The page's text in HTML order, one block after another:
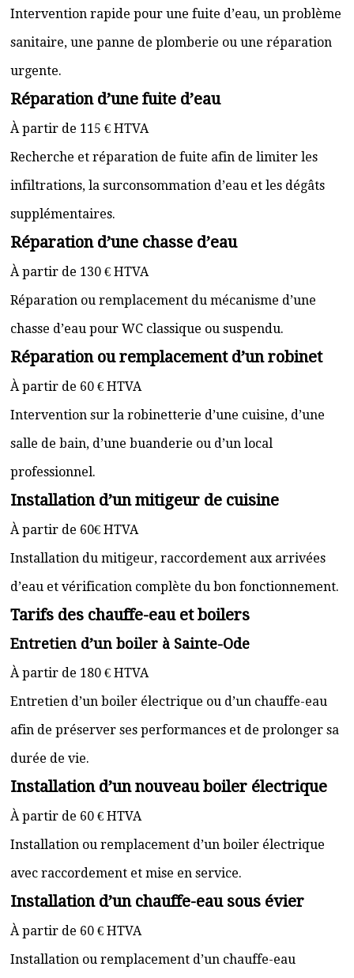
Intervention rapide pour une fuite d’eau, un problème
sanitaire, une panne de plomberie ou une réparation
urgente.
Réparation d’une fuite d’eau
À partir de 115 € HTVA
Recherche et réparation de fuite afin de limiter les
infiltrations, la surconsommation d’eau et les dégâts
supplémentaires.
Réparation d’une chasse d’eau
À partir de 130 € HTVA
Réparation ou remplacement du mécanisme d’une
chasse d’eau pour WC classique ou suspendu.
Réparation ou remplacement d’un robinet
À partir de 60 € HTVA
Intervention sur la robinetterie d’une cuisine, d’une
salle de bain, d’une buanderie ou d’un local
professionnel.
Installation d’un mitigeur de cuisine
À partir de 60€ HTVA
Installation du mitigeur, raccordement aux arrivées
d’eau et vérification complète du bon fonctionnement.
Tarifs des chauffe-eau et boilers
Entretien d’un boiler à Sainte-Ode
À partir de 180 € HTVA
Entretien d’un boiler électrique ou d’un chauffe-eau
afin de préserver ses performances et de prolonger sa
durée de vie.
Installation d’un nouveau boiler électrique
À partir de 60 € HTVA
Installation ou remplacement d’un boiler électrique
avec raccordement et mise en service.
Installation d’un chauffe-eau sous évier
À partir de 60 € HTVA
Installation ou remplacement d’un chauffe-eau